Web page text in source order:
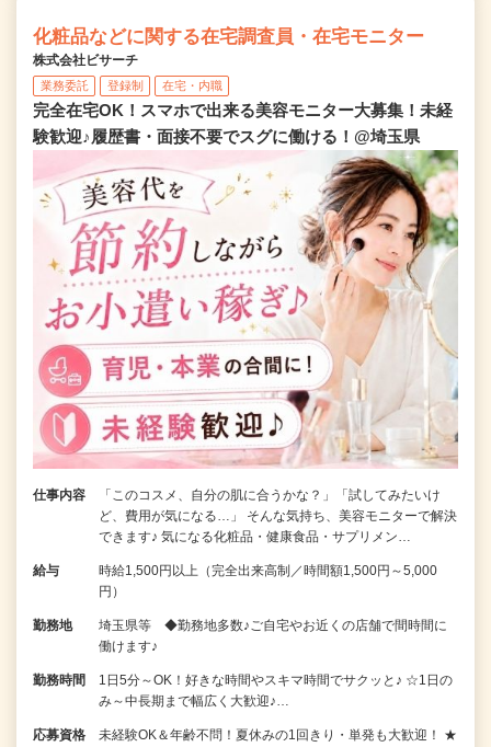
化粧品などに関する在宅調査員・在宅モニター
株式会社ビサーチ
業務委託 登録制 在宅・内職
完全在宅OK！スマホで出来る美容モニター大募集！未経
験歓迎♪履歴書・面接不要でスグに働ける！@埼玉県
仕事内容
「このコスメ、自分の肌に合うかな？」「試してみたいけ
ど、費用が気になる…」 そんな気持ち、美容モニターで解決
できます♪ 気になる化粧品・健康食品・サプリメン…
給与
時給1,500円以上（完全出来高制／時間額1,500円～5,000
円）
勤務地
埼玉県等 ◆勤務地多数♪ご自宅やお近くの店舗で間時間に
働けます♪
勤務時間
1日5分～OK！好きな時間やスキマ時間でサクッと♪ ☆1日の
み～中長期まで幅広く大歓迎♪…
応募資格
未経験OK＆年齢不問！夏休みの1回きり・単発も大歓迎！ ★